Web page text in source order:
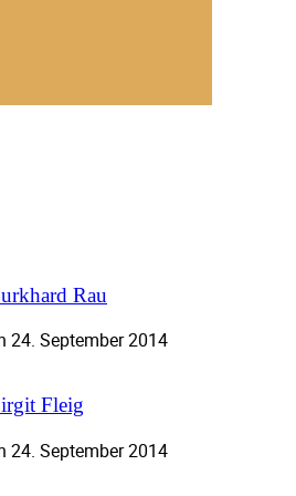
Rau
24. September 2014
Fleig
24. September 2014